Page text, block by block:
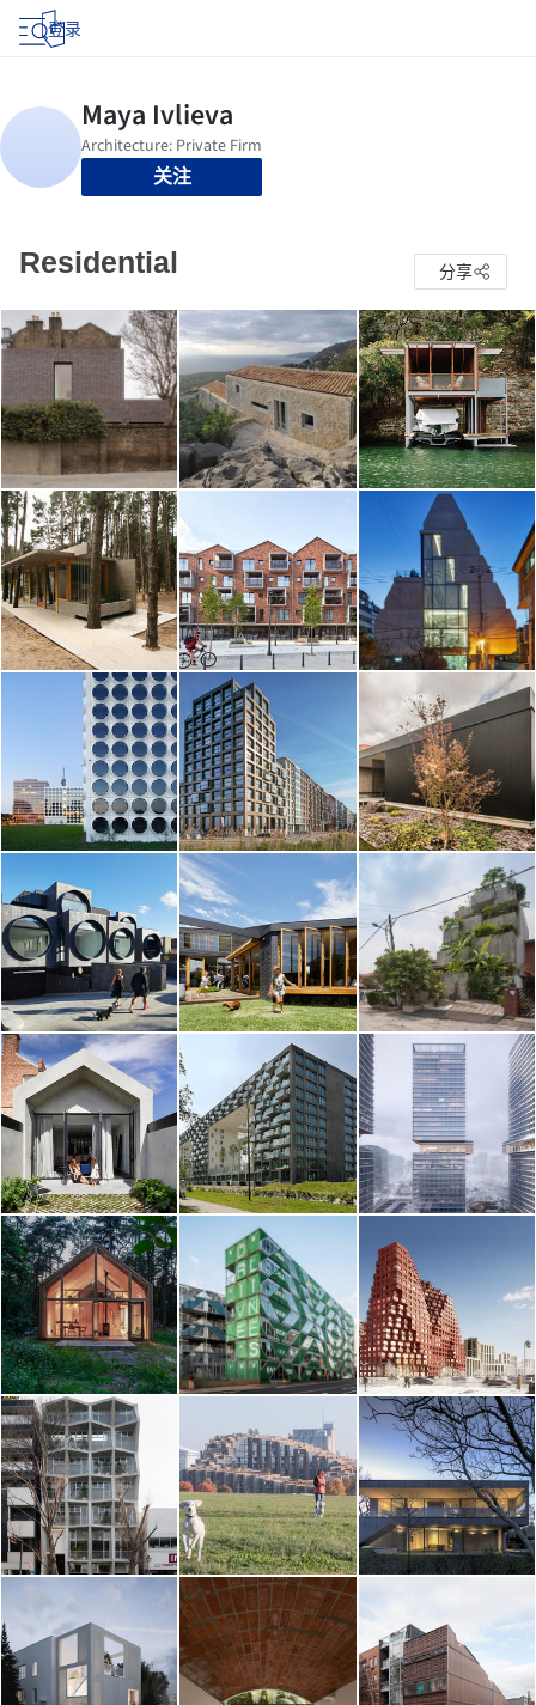
登录
关注
Residential 分享